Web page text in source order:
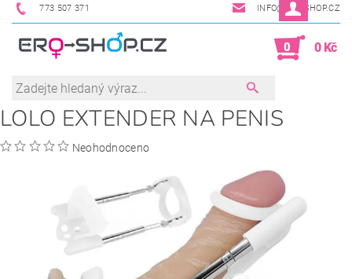
773 507 371 INFO@ERO-SHOP.CZ
0 0 Kč
LOLO EXTENDER NA PENIS
Neohodnoceno